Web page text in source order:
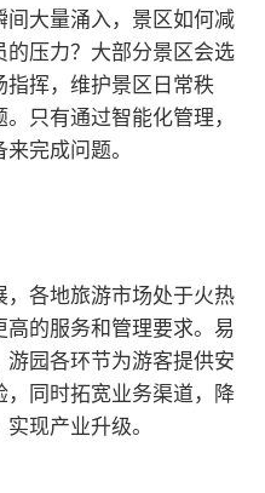
大量涌入，景区如何减
压力？大部分景区会选
挥，维护景区日常秩
只有通过智能化管理，
完成问题。
各地旅游市场处于火热
的服务和管理要求。易
园各环节为游客提供安
同时拓宽业务渠道，降
现产业升级。